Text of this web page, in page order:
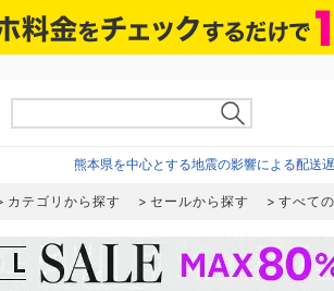
熊本県を中心とする地震の影響による配送
カテゴリから探す セールから探す すべて